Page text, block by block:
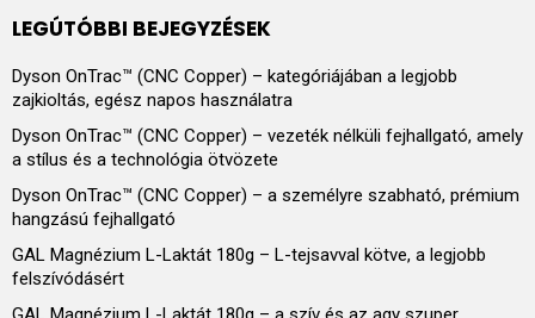
LEGÚTÓBBI BEJEGYZÉSEK
Dyson OnTrac™ (CNC Copper) – kategóriájában a legjobb
zajkioltás, egész napos használatra
Dyson OnTrac™ (CNC Copper) – vezeték nélküli fejhallgató, amely
a stílus és a technológia ötvözete
Dyson OnTrac™ (CNC Copper) – a személyre szabható, prémium
hangzású fejhallgató
GAL Magnézium L-Laktát 180g – L-tejsavval kötve, a legjobb
felszívódásért